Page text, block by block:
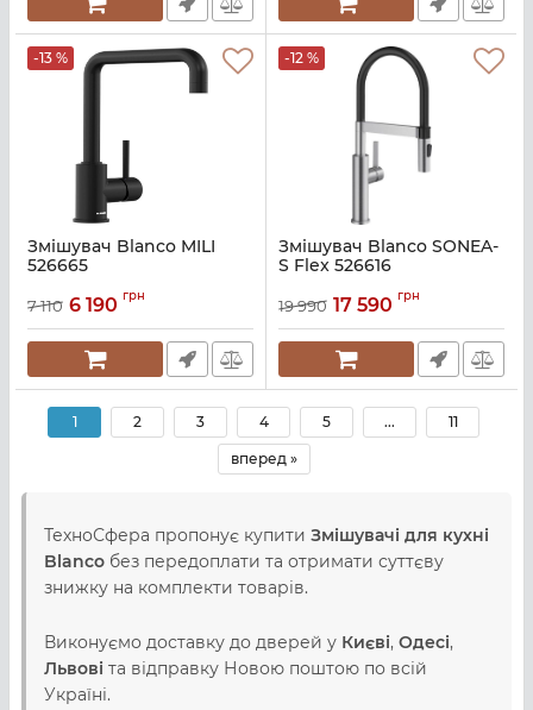
-13 %
Змішувач Blanco MILI
526665
7 110 6 190 грн
-12 %
Змішувач Blanco SONEA-
S Flex 526616
19 990 17 590 грн
1 2 3 4 5 ... 11
вперед »
ТехноСфера пропонує купити Змішувачі для кухні
Blanco без передоплати та отримати суттєву
знижку на комплекти товарів.
Виконуємо доставку до дверей у Києві, Одесі,
Львові та відправку Новою поштою по всій
Україні.